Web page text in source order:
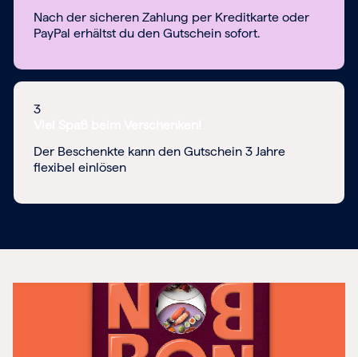
Nach der sicheren Zahlung per Kreditkarte oder
PayPal erhältst du den Gutschein sofort.
3
Der Beschenkte kann den Gutschein 3 Jahre
flexibel einlösen